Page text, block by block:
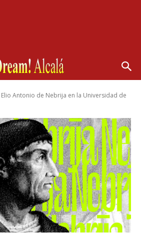
Elio Antonio de Nebrija en la Universidad de